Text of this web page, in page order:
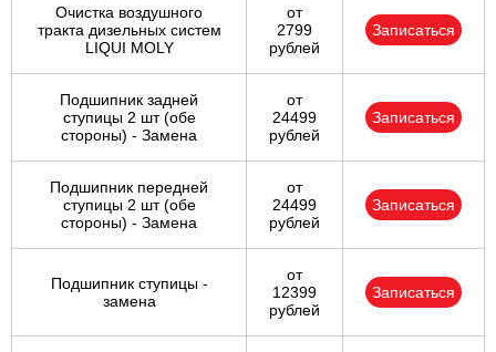
Очистка воздушного
тракта дизельных систем
LIQUI MOLY
от
2799
рублей
Записаться
Подшипник задней
ступицы 2 шт (обе
стороны) - Замена
от
24499
рублей
Записаться
Подшипник передней
ступицы 2 шт (обе
стороны) - Замена
от
24499
рублей
Записаться
Подшипник ступицы -
замена
от
12399
рублей
Записаться